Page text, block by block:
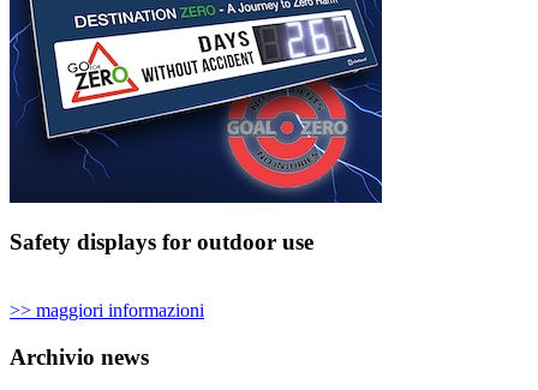
Safety displays for outdoor use
>> maggiori informazioni
Archivio news